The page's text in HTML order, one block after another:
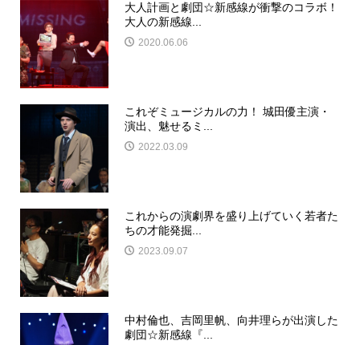
大人計画と劇団☆新感線が衝撃のコラボ！
大人の新感線...
2020.06.06
これぞミュージカルの力！ 城田優主演・
演出、魅せるミ...
2022.03.09
これからの演劇界を盛り上げていく若者た
ちの才能発掘...
2023.09.07
中村倫也、吉岡里帆、向井理らが出演した
劇団☆新感線『...